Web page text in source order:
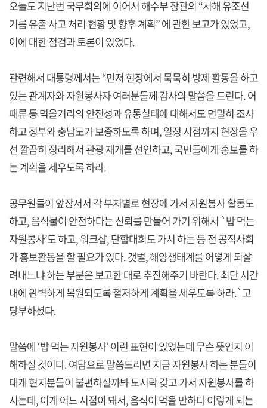
오늘도 지난번 국무회의에 이어서 해수부 장관의 “서해 유조선
기름 유출 사고 처리 현황 및 향후 계획” 에 관한 보고가 있었고,
이에 대한 점검과 토론이 있었다.
관련해서 대통령께서는 “먼저 현장에서 묵묵히 방제 활동을 하고
있는 관계자와 자원봉사자 여러분들께 감사의 말씀을 드린다. 어
패류 등 먹을거리의 안전성과 유통실태에 대해서도 면밀히 조사
하고 정부와 충남도가 보증하도록 하며, 일정 시점까지 현장을 우
선 깔끔히 정리해서 관광 재개를 선언하고, 국민들에게 홍보를 하
는 계획을 세우도록 하라.
공무원들이 앞장서서 각 부처별로 현장에 가서 자원봉사 활동도
하고, 음식물이 안전하다는 신뢰를 만들어 가기 위해서 `밥 먹는
자원봉사’도 하고, 워크샵, 단합대회도 가서 하는 등 전 공직사회
가 홍보활동을 할 필요가 있다. 갯벌, 해양생태계를 어떻게 되살
려내느냐 하는 부분은 보고한 대로 추진해주기 바란다. 최단 시간
내에 완벽하게 복원되도록 철저하게 계획을 세우도록 하라.`고
당부하셨다.
말씀에 ‘밥 먹는 자원봉사’ 이런 표현이 있었는데 무슨 뜻인지 이
해하실 것이다. 여담으로 말씀드리면 지금 자원봉사 하는 분들이
대개 현지분들이 불편하실까봐 도시락 갖고 가서 자원봉사를 하
시는데, 이게 어느 시점이 돼서, 음식이 먹을 만하다 이렇게 되는